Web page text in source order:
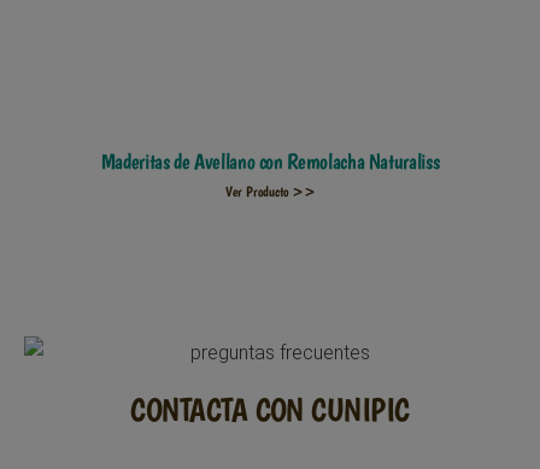
Maderitas de Avellano con Remolacha Naturaliss
Ver Producto >>
CONTACTA CON CUNIPIC